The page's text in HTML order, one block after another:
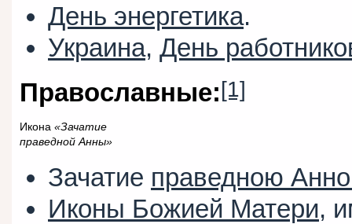
День энергетика.
Украина, День
Православные: [1]
Икона «Зачатие
праведной Анны»
Зачатие праведною
Иконы Божией Матери,